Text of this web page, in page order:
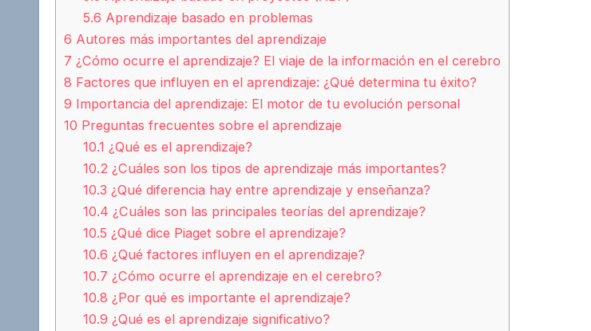
5.6 Aprendizaje basado en problemas
6 Autores más importantes del aprendizaje
7 ¿Cómo ocurre el aprendizaje? El viaje de la información en el cerebro
8 Factores que influyen en el aprendizaje: ¿Qué determina tu éxito?
9 Importancia del aprendizaje: El motor de tu evolución personal
10 Preguntas frecuentes sobre el aprendizaje
10.1 ¿Qué es el aprendizaje?
10.2 ¿Cuáles son los tipos de aprendizaje más importantes?
10.3 ¿Qué diferencia hay entre aprendizaje y enseñanza?
10.4 ¿Cuáles son las principales teorías del aprendizaje?
10.5 ¿Qué dice Piaget sobre el aprendizaje?
10.6 ¿Qué factores influyen en el aprendizaje?
10.7 ¿Cómo ocurre el aprendizaje en el cerebro?
10.8 ¿Por qué es importante el aprendizaje?
10.9 ¿Qué es el aprendizaje significativo?